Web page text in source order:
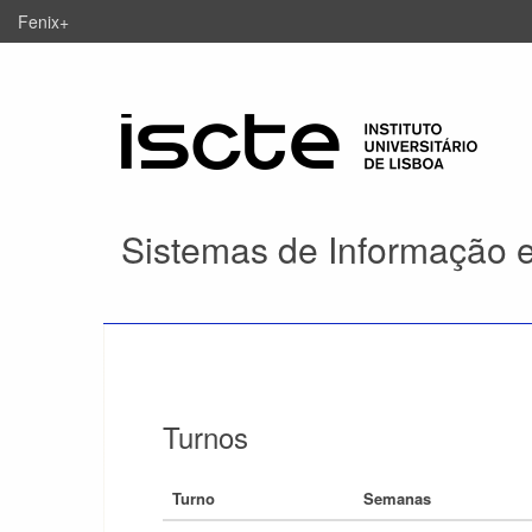
Fenix+
Sistemas de Informação
Turnos
Turno Semanas